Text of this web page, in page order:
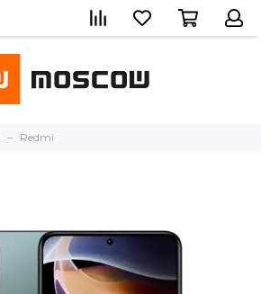
Redmi